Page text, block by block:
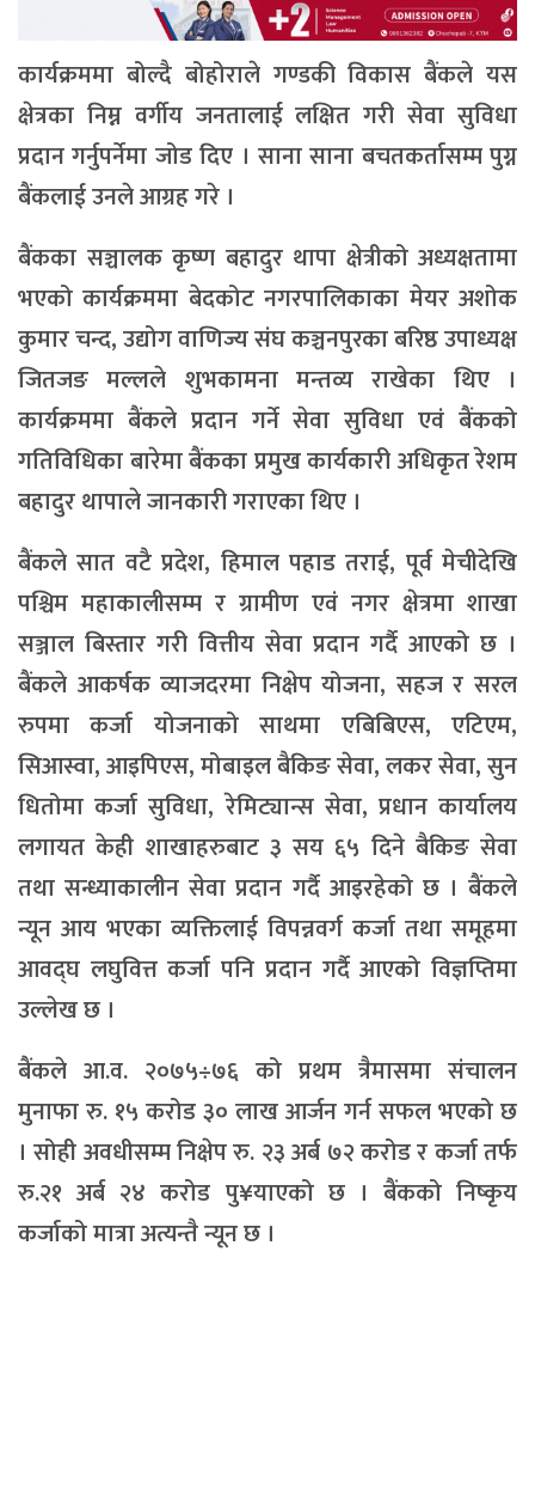
कार्यक्रममा बोल्दै बोहोराले गण्डकी विकास बैंकले यस
क्षेत्रका निम्न वर्गीय जनतालाई लक्षित गरी सेवा सुविधा
प्रदान गर्नुपर्नेमा जोड दिए । साना साना बचतकर्तासम्म पुग्न
बैंकलाई उनले आग्रह गरे ।
बैंकका सञ्चालक कृष्ण बहादुर थापा क्षेत्रीको अध्यक्षतामा
भएको कार्यक्रममा बेदकोट नगरपालिकाका मेयर अशोक
कुमार चन्द, उद्योग वाणिज्य संघ कञ्चनपुरका बरिष्ठ उपाध्यक्ष
जितजङ मल्लले शुभकामना मन्तव्य राखेका थिए ।
कार्यक्रममा बैंकले प्रदान गर्ने सेवा सुविधा एवं बैंकको
गतिविधिका बारेमा बैंकका प्रमुख कार्यकारी अधिकृत रेशम
बहादुर थापाले जानकारी गराएका थिए ।
बैंकले सात वटै प्रदेश, हिमाल पहाड तराई, पूर्व मेचीदेखि
पश्चिम महाकालीसम्म र ग्रामीण एवं नगर क्षेत्रमा शाखा
सञ्जाल बिस्तार गरी वित्तीय सेवा प्रदान गर्दै आएको छ ।
बैंकले आकर्षक व्याजदरमा निक्षेप योजना, सहज र सरल
रुपमा कर्जा योजनाको साथमा एबिबिएस, एटिएम,
सिआस्वा, आइपिएस, मोबाइल बैकिङ सेवा, लकर सेवा, सुन
धितोमा कर्जा सुविधा, रेमिट्यान्स सेवा, प्रधान कार्यालय
लगायत केही शाखाहरुबाट ३ सय ६५ दिने बैकिङ सेवा
तथा सन्ध्याकालीन सेवा प्रदान गर्दै आइरहेको छ । बैंकले
न्यून आय भएका व्यक्तिलाई विपन्नवर्ग कर्जा तथा समूहमा
आवद्घ लघुवित्त कर्जा पनि प्रदान गर्दै आएको विज्ञप्तिमा
उल्लेख छ ।
बैंकले आ.व. २०७५÷७६ को प्रथम त्रैमासमा संचालन
मुनाफा रु. १५ करोड ३० लाख आर्जन गर्न सफल भएको छ
। सोही अवधीसम्म निक्षेप रु. २३ अर्ब ७२ करोड र कर्जा तर्फ
रु.२१ अर्ब २४ करोड पु¥याएको छ । बैंकको निष्कृय
कर्जाको मात्रा अत्यन्तै न्यून छ ।